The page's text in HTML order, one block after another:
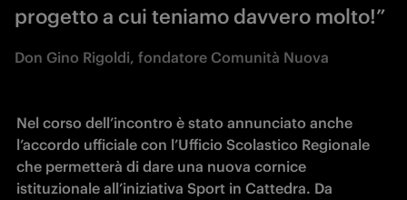
progetto a cui teniamo davvero molto!”
Don Gino Rigoldi, fondatore Comunità Nuova
Nel corso dell’incontro è stato annunciato anche
l’accordo ufficiale con l’Ufficio Scolastico Regionale
che permetterà di dare una nuova cornice
istituzionale all’iniziativa Sport in Cattedra. Da